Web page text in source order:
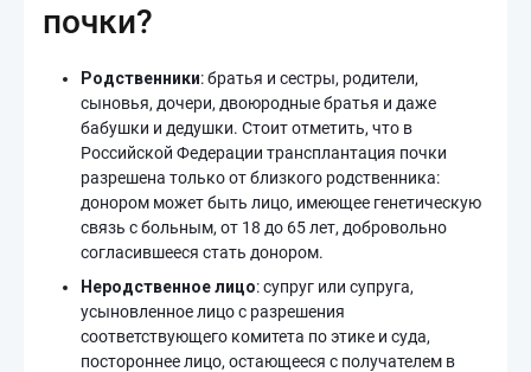
почки?
Родственники: братья и сестры, родители,
сыновья, дочери, двоюродные братья и даже
бабушки и дедушки. Стоит отметить, что в
Российской Федерации трансплантация почки
разрешена только от близкого родственника:
донором может быть лицо, имеющее генетическую
связь с больным, от 18 до 65 лет, добровольно
согласившееся стать донором.
Неродственное лицо: супруг или супруга,
усыновленное лицо с разрешения
соответствующего комитета по этике и суда,
постороннее лицо, остающееся с получателем в